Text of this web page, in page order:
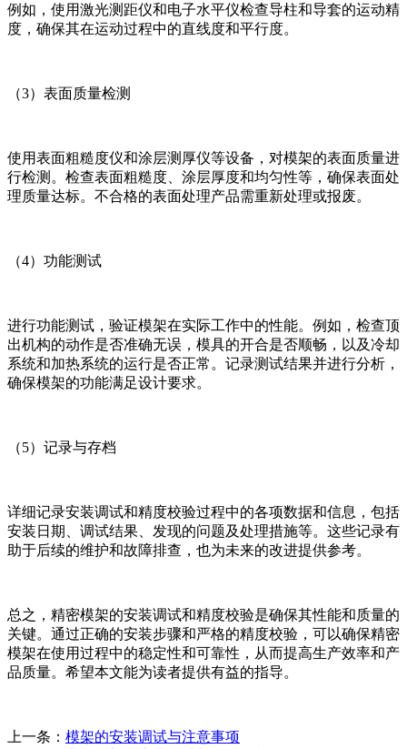
例如，使用激光测距仪和电子水平仪检查导柱和导套的运动精
度，确保其在运动过程中的直线度和平行度。
（3）表面质量检测
使用表面粗糙度仪和涂层测厚仪等设备，对模架的表面质量进
行检测。检查表面粗糙度、涂层厚度和均匀性等，确保表面处
理质量达标。不合格的表面处理产品需重新处理或报废。
（4）功能测试
进行功能测试，验证模架在实际工作中的性能。例如，检查顶
出机构的动作是否准确无误，模具的开合是否顺畅，以及冷却
系统和加热系统的运行是否正常。记录测试结果并进行分析，
确保模架的功能满足设计要求。
（5）记录与存档
详细记录安装调试和精度校验过程中的各项数据和信息，包括
安装日期、调试结果、发现的问题及处理措施等。这些记录有
助于后续的维护和故障排查，也为未来的改进提供参考。
总之，精密模架的安装调试和精度校验是确保其性能和质量的
关键。通过正确的安装步骤和严格的精度校验，可以确保精密
模架在使用过程中的稳定性和可靠性，从而提高生产效率和产
品质量。希望本文能为读者提供有益的指导。
上一条： 模架的安装调试与注意事项